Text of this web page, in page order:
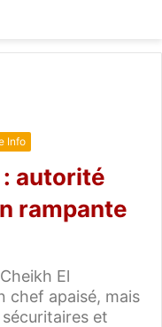
Info
autorité
rampante
El
chef apaisé, mais
et